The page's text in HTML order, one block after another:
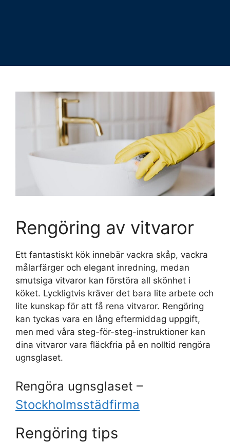
Rengöring av vitvaror
Ett fantastiskt kök innebär vackra skåp, vackra
målarfärger och elegant inredning, medan
smutsiga vitvaror kan förstöra all skönhet i
köket. Lyckligtvis kräver det bara lite arbete och
lite kunskap för att få rena vitvaror. Rengöring
kan tyckas vara en lång eftermiddag uppgift,
men med våra steg-för-steg-instruktioner kan
dina vitvaror vara fläckfria på en nolltid rengöra
ugnsglaset.
Rengöra ugnsglaset –
Stockholmsstädfirma
Rengöring tips